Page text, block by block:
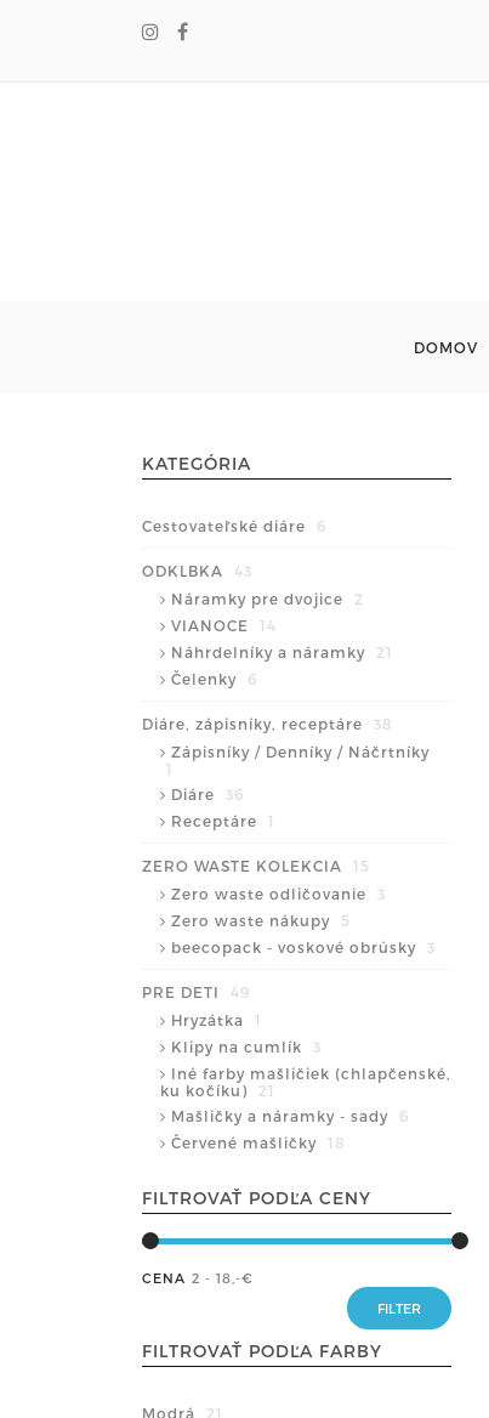
DOMOV
KATEGÓRIA
Cestovateľské diáre 6
ODKLBKA
43
Náramky pre dvojice
2
VIANOCE
14
Náhrdelníky a náramky
21
Čelenky
6
Diáre, zápisníky, receptáre
38
Zápisníky / Denníky / Náčrtníky
1
Diáre
36
Receptáre
1
ZERO WASTE KOLEKCIA
15
Zero waste odličovanie
3
Zero waste nákupy
5
beecopack - voskové obrúsky
3
PRE DETI
49
Hryzátka
1
Klipy na cumlík
3
Iné farby mašličiek (chlapčenské,
ku kočíku)
21
Mašličky a náramky - sady
6
Červené mašličky
18
FILTROVAŤ PODĽA CENY
CENA 2 - 18 ,-€
FILTROVAŤ PODĽA FARBY
Modrá 21